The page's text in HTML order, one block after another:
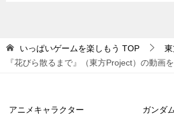
いっぱいゲームを楽しもう TOP
『花びら散るまで』（東方Project）の動画
アニメキャラクター ガンダ